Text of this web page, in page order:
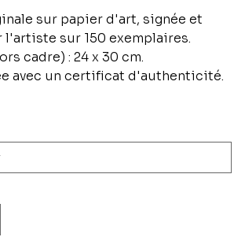
sur papier d'art, signée et
l'artiste sur 150 exemplaires.
cadre) : 24 x 30 cm.
avec un certificat d'authenticité.